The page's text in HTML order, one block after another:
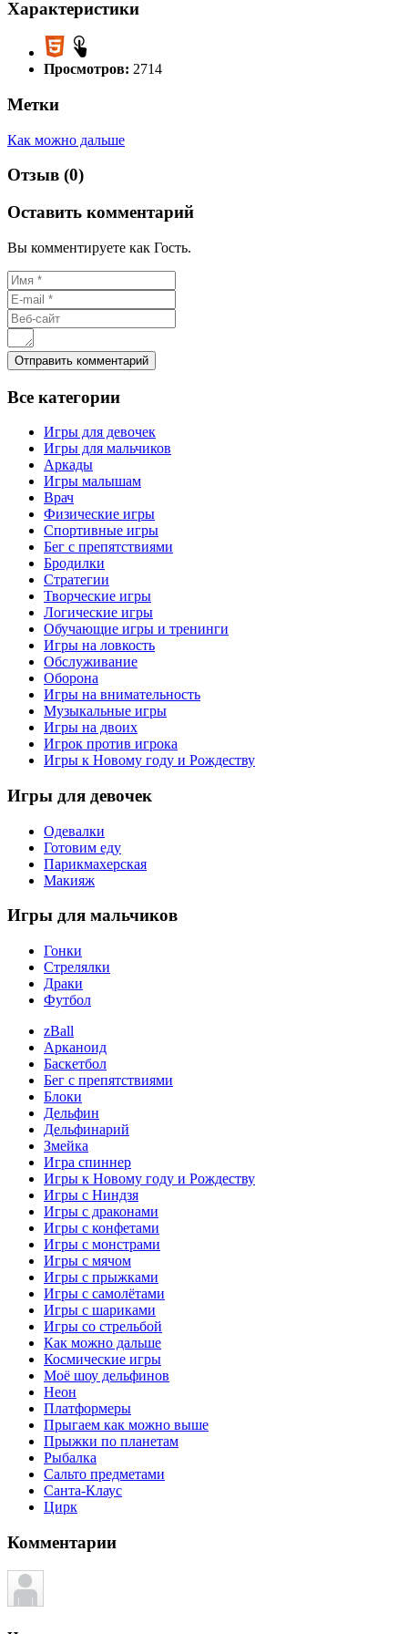
Характеристики
Просмотров: 2714
Метки
Как можно дальше
Отзыв (0)
Оставить комментарий
Вы комментируете как Гость.
Все категории
Игры для девочек
Игры для мальчиков
Аркады
Игры малышам
Врач
Физические игры
Спортивные игры
Бег с препятствиями
Бродилки
Стратегии
Творческие игры
Логические игры
Обучающие игры и тренинги
Игры на ловкость
Обслуживание
Оборона
Игры на внимательность
Музыкальные игры
Игры на двоих
Игрок против игрока
Игры к Новому году и Рождеству
Игры для девочек
Одевалки
Готовим еду
Парикмахерская
Макияж
Игры для мальчиков
Гонки
Стрелялки
Драки
Футбол
zBall
Арканоид
Баскетбол
Бег с препятствиями
Блоки
Дельфин
Дельфинарий
Змейка
Игра спиннер
Игры к Новому году и Рождеству
Игры с Ниндзя
Игры с драконами
Игры с конфетами
Игры с монстрами
Игры с мячом
Игры с прыжками
Игры с самолётами
Игры с шариками
Игры со стрельбой
Как можно дальше
Космические игры
Моё шоу дельфинов
Неон
Платформеры
Прыгаем как можно выше
Прыжки по планетам
Рыбалка
Сальто предметами
Санта-Клаус
Цирк
Комментарии